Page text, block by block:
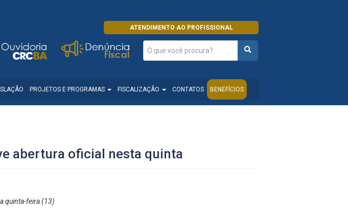
ATENDIMENTO AO PROFISSIONAL
PROJETOS E PROGRAMAS FISCALIZAÇÃO CONTATOS BENEFÍCIOS
abertura oficial nesta quinta
quinta-feira (13)